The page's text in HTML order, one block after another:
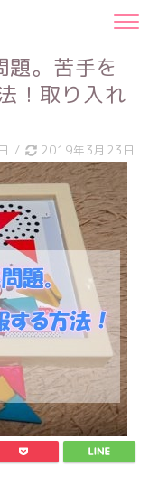
。苦手を
！取り入れ
/ 2019年3月23日